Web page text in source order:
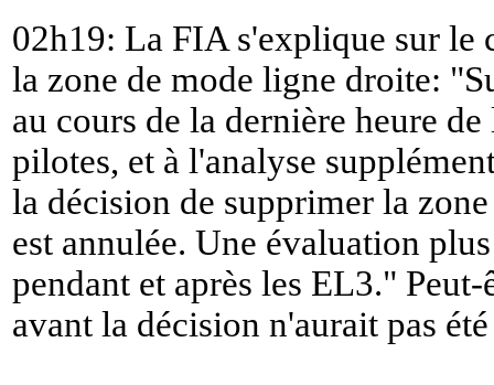
02h19: La FIA s'explique sur le
la zone de mode ligne droite: "
au cours de la dernière heure
pilotes, et à l'analyse
la décision de supprimer la
est annulée. Une évaluation
pendant et après les EL3." Peut-
avant la décision n'aurait pas